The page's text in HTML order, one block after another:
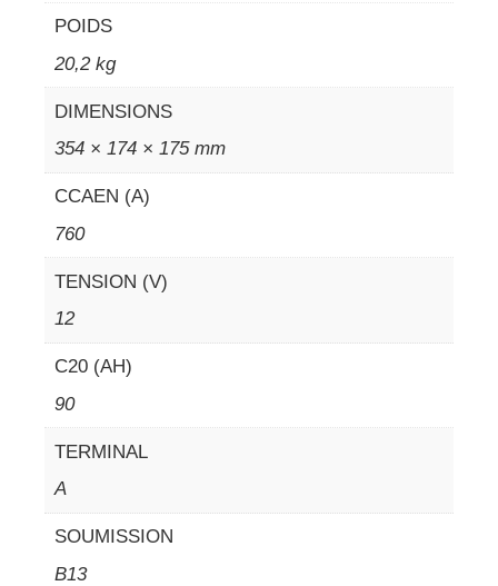
POIDS
20,2 kg
DIMENSIONS
354 × 174 × 175 mm
CCAEN (A)
760
TENSION (V)
12
C20 (AH)
90
TERMINAL
A
SOUMISSION
B13